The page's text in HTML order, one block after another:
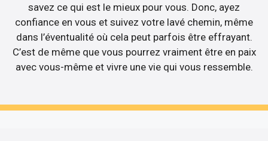
savez ce qui est le mieux pour vous. Donc, ayez
confiance en vous et suivez votre lavé chemin, même
dans l’éventualité où cela peut parfois être effrayant.
C’est de même que vous pourrez vraiment être en paix
avec vous-même et vivre une vie qui vous ressemble.